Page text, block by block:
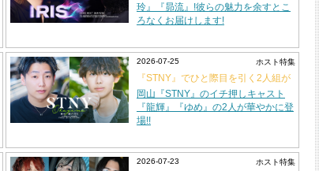
玲』『昴流』!彼らの魅力を余すとこ
ろなくお届けします!
2026-07-25 ホスト特集
『STNY』でひと際目を引く2人組が
グラビアに登場!!
岡山『STNY』のイチ押しキャスト
『龍輝』『ゆめ』の2人が華やかに登
場!!
2026-07-23 ホスト特集